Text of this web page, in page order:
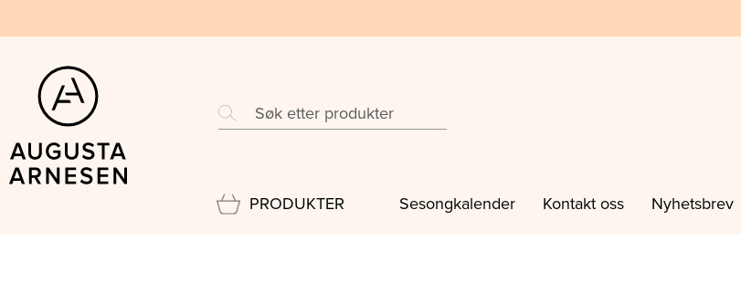
Søk etter
Søk
PRODUKTER Sesongkalender Kontakt oss Nyhetsbrev